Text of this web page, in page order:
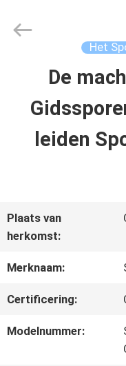
PRODUCTEN
ONGEVEER
ONS
SUNNY
ELEVATOR
Het
De
leiden
Plaats van
herkomst:
Merknaam:
Certificering:
Modelnummer: